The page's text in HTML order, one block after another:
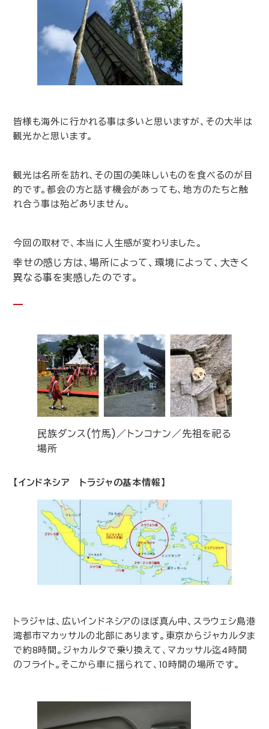
皆様も海外に行かれる事は多いと思いますが、その大半は
観光かと思います。
観光は名所を訪れ、その国の美味しいものを食べるのが目
的です。都会の方と話す機会があっても、地方のたちと触
れ合う事は殆どありません。
今回の取材で、本当に人生感が変わりました。
幸せの感じ方は、場所によって、環境によって、大きく
異なる事を実感したのです。
民族ダンス(竹馬)／トンコナン／先祖を祀る
場所
【インドネシア トラジャの基本情報】
トラジャは、広いインドネシアのほぼ真ん中、スラウェシ島港
湾都市マカッサルの北部にあります。東京からジャカルタま
で約8時間。ジャカルタで乗り換えて、マカッサル迄4時間
のフライト。そこから車に揺られて、 10時間の場所です。